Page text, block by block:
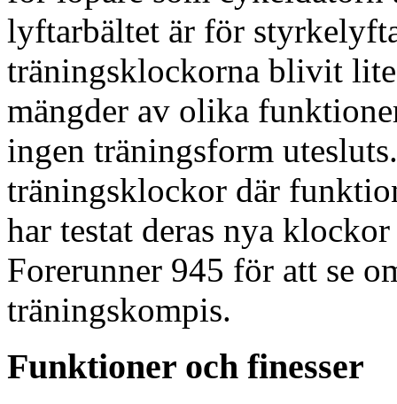
lyftarbältet är för
träningsklockorna blivit
mängder av olika
ingen träningsform
träningsklockor där
har testat deras nya
Forerunner 945 för att se
träningskompis.
Funktioner och finesser